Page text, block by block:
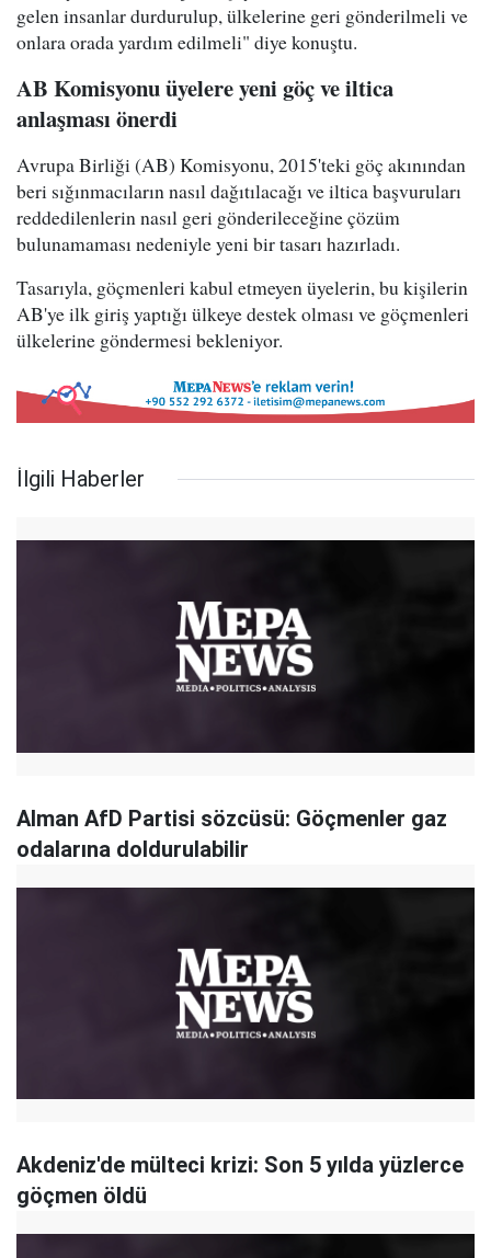
gelen insanlar durdurulup, ülkelerine geri gönderilmeli ve
onlara orada yardım edilmeli" diye konuştu.
AB Komisyonu üyelere yeni göç ve iltica
anlaşması önerdi
Avrupa Birliği (AB) Komisyonu, 2015'teki göç akınından
beri sığınmacıların nasıl dağıtılacağı ve iltica başvuruları
reddedilenlerin nasıl geri gönderileceğine çözüm
bulunamaması nedeniyle yeni bir tasarı hazırladı.
Tasarıyla, göçmenleri kabul etmeyen üyelerin, bu kişilerin
AB'ye ilk giriş yaptığı ülkeye destek olması ve göçmenleri
ülkelerine göndermesi bekleniyor.
İlgili Haberler
Alman AfD Partisi sözcüsü: Göçmenler gaz
odalarına doldurulabilir
Akdeniz'de mülteci krizi: Son 5 yılda yüzlerce
göçmen öldü